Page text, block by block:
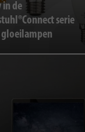
in de
serie